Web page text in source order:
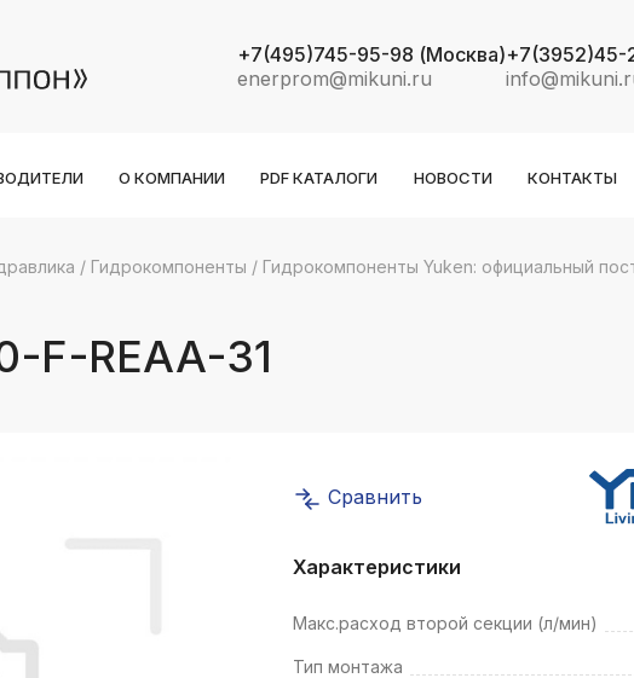
+7(495)745-95-98 (Москва)
enerprom@mikuni.ru
+7(3952)45-
О КОМПАНИИ PDF КАТАЛОГИ НОВОСТИ КОНТАКТЫ
k
ksldkfjsdlfkjsls;ldfkgjsdl;kfkфыва
k
/ Гидрокомпоненты / Гидрокомпоненты Yuken: официальный
F-REAA-31
Сравнить
Характеристики
Макс.расход второй секции (л/мин)
Тип монтажа